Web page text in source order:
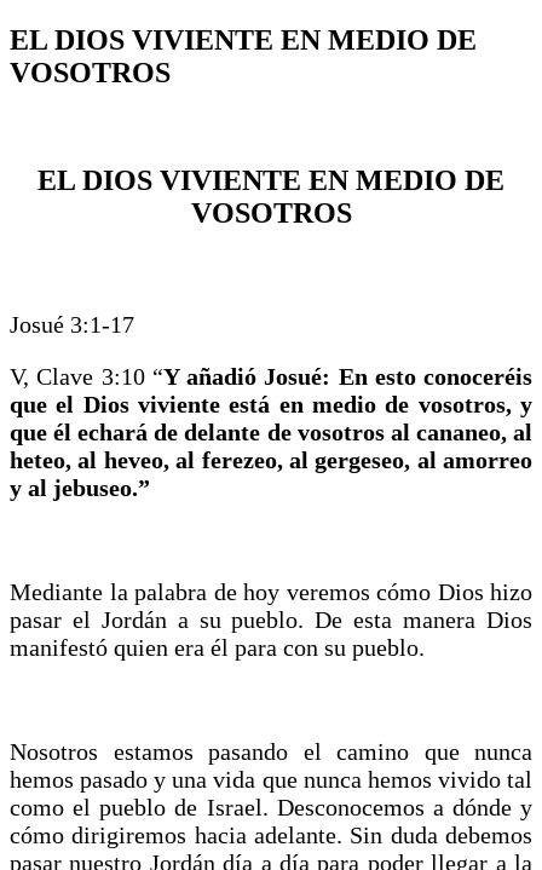
EL DIOS VIVIENTE EN MEDIO DE
VOSOTROS
EL DIOS VIVIENTE EN MEDIO DE
VOSOTROS
Josué 3:1-17
V, Clave 3:10 “Y añadió Josué: En esto conoceréis
que el Dios viviente está en medio de vosotros, y
que él echará de delante de vosotros al cananeo, al
heteo, al heveo, al ferezeo, al gergeseo, al amorreo
y al jebuseo.”
Mediante la palabra de hoy veremos cómo Dios hizo
pasar el Jordán a su pueblo. De esta manera Dios
manifestó quien era él para con su pueblo.
Nosotros estamos pasando el camino que nunca
hemos pasado y una vida que nunca hemos vivido tal
como el pueblo de Israel. Desconocemos a dónde y
cómo dirigiremos hacia adelante. Sin duda debemos
pasar nuestro Jordán día a día para poder llegar a la